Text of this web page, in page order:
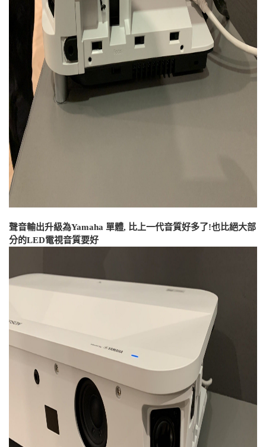
聲音輸出升級為Yamaha 單體, 比上一代音質好多了!也比絕大部
分的LED電視音質要好